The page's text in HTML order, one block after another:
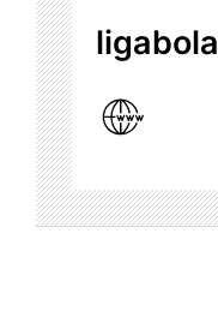
ligabola